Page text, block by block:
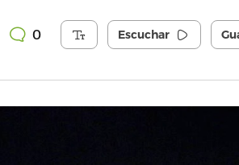
0 Escuchar